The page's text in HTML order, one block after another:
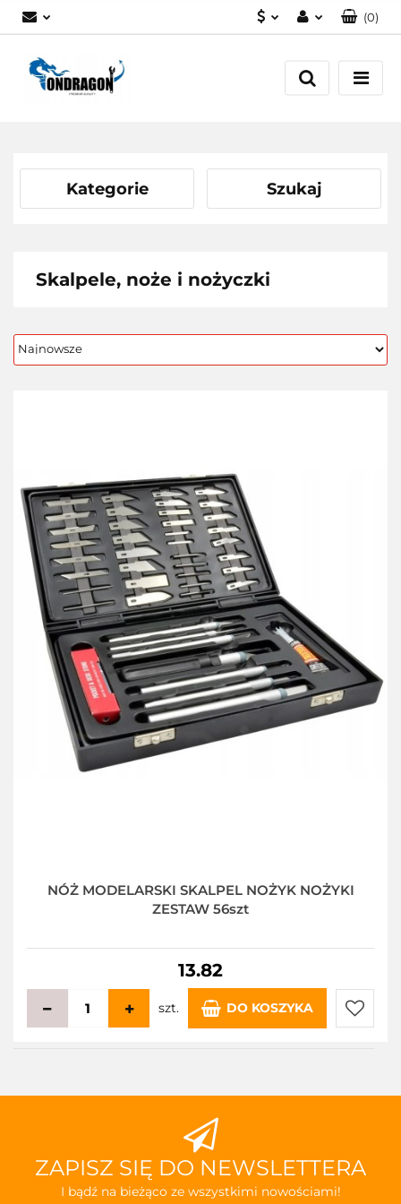
Zaloguj się
Załóż konto
(0)
Kategorie Szukaj
Skalpele, noże i nożyczki
NÓŻ MODELARSKI SKALPEL NOŻYK NOŻYKI
ZESTAW 56szt
13.82
szt. DO KOSZYKA
Do
ZAPISZ SIĘ DO NEWSLETTERA
I bądź na bieżąco ze wszystkimi nowościami!